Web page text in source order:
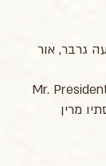
גרבר, אור
מרין